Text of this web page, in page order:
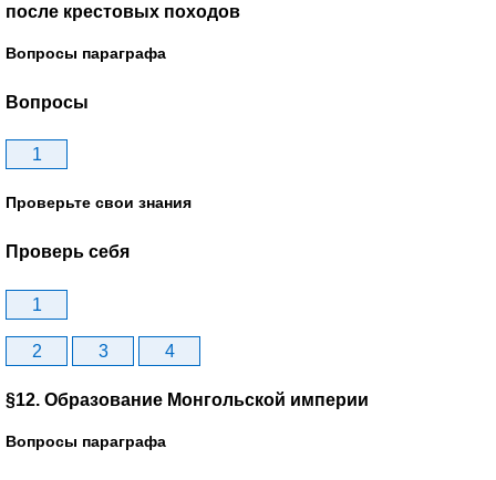
после крестовых походов
Вопросы параграфа
Вопросы
1
Проверьте свои знания
Проверь себя
1
2 3 4
§12. Образование Монгольской империи
Вопросы параграфа